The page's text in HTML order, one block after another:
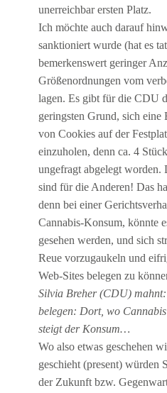
unerreichbar ersten Platz.
Ich möchte auch darauf
sanktioniert wurde (hat es
bemerkenswert geringer
Größenordnungen vom
lagen. Es gibt für die CDU
geringsten Grund, sich
von Cookies auf der
einzuholen, denn ca. 4
ungefragt abgelegt worden.
sind für die Anderen! Das
denn bei einer
Cannabis-Konsum, könnte
gesehen werden, und sich
Reue vorzugaukeln und
Web-Sites belegen zu
Silvia Breher (CDU)
belegen: Dort, wo
steigt der Konsum…
Wo also etwas geschehen
geschieht (present) würden
der Zukunft bzw.